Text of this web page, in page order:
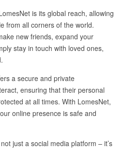
is its global reach, allowing
from all corners of the world.
new friends, expand your
stay in touch with loved ones,
a secure and private
ensuring that their personal
at all times. With LomesNet,
online presence is safe and
just a social media platform – it’s